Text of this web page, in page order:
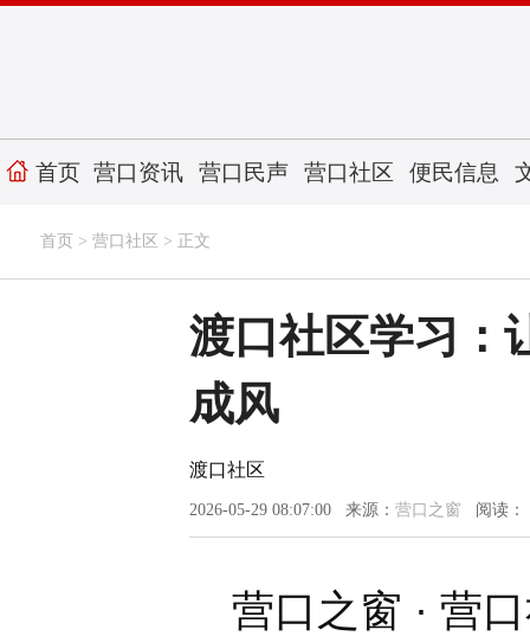
首页 营口资讯 营口民声 营口社区 便民信息
首页 > 营口社区 > 正文
渡口社区学习：
成风
渡口社区
2026-05-29 08:07:00 来源： 营口之窗 阅读：
营口之窗 · 营